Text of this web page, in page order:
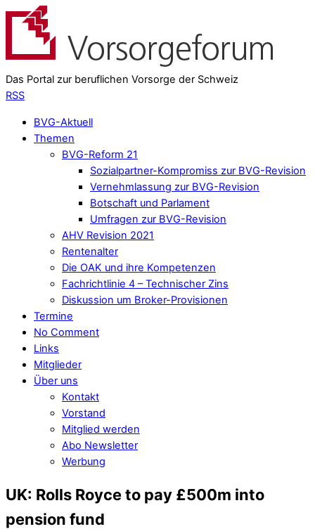
Das Portal zur beruflichen Vorsorge der Schweiz
RSS
BVG-Aktuell
Themen
BVG-Reform 21
Sozialpartner-Kompromiss zur BVG-Revision
Vernehmlassung zur BVG-Revision
Botschaft und Parlament
Umfragen zur BVG-Revision
AHV Revision 2021
Rentenalter
Die OAK und ihre Kompetenzen
Fachrichtlinie 4 – Technischer Zins
Diskussion um Broker-Provisionen
Termine
No Comment
Links
Mitglieder
Über uns
Kontakt
Vorstand
Mitglied werden
Abo Newsletter
Werbung
UK: Rolls Royce to pay £500m into
pension fund